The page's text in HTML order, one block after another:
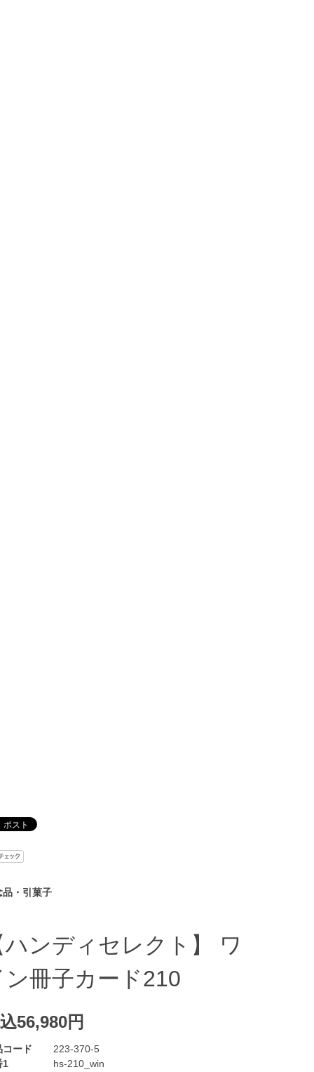
品・引菓子
ハンディセレクト】 ワ
ン冊子カード210
56,980円
コード
223-370-5
1
hs-210_win